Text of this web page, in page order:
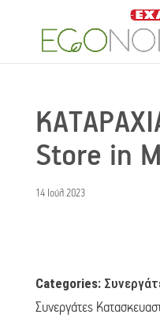
Store in
14 Ιούλ 2023
Categories:
Συνεργάτες